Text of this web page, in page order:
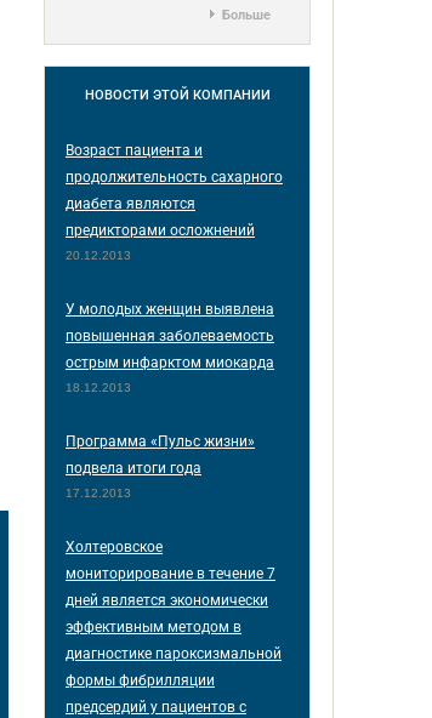
Больше
НОВОСТИ ЭТОЙ КОМПАНИИ
Возраст пациента и
продолжительность сахарного
диабета являются
предикторами осложнений
20.12.2013
У молодых женщин выявлена
повышенная заболеваемость
острым инфарктом миокарда
18.12.2013
Программа «Пульс жизни»
подвела итоги года
17.12.2013
Холтеровское
мониторирование в течение 7
дней является экономически
эффективным методом в
диагностике пароксизмальной
формы фибрилляции
предсердий у пациентов с